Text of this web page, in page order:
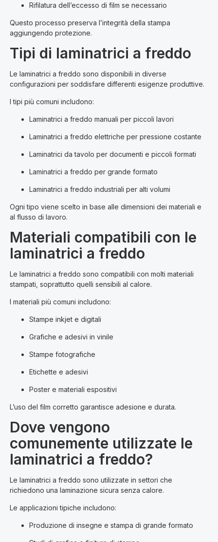
Rifilatura dell’eccesso di film se necessario
Questo processo preserva l’integrità della stampa
aggiungendo protezione.
Tipi di laminatrici a freddo
Le laminatrici a freddo sono disponibili in diverse
configurazioni per soddisfare differenti esigenze produttive.
I tipi più comuni includono:
Laminatrici a freddo manuali per piccoli lavori
Laminatrici a freddo elettriche per pressione costante
Laminatrici da tavolo per documenti e piccoli formati
Laminatrici a freddo per grande formato
Laminatrici a freddo industriali per alti volumi
Ogni tipo viene scelto in base alle dimensioni dei materiali e
al flusso di lavoro.
Materiali compatibili con le
laminatrici a freddo
Le laminatrici a freddo sono compatibili con molti materiali
stampati, soprattutto quelli sensibili al calore.
I materiali più comuni includono:
Stampe inkjet e digitali
Grafiche e adesivi in vinile
Stampe fotografiche
Etichette e adesivi
Poster e materiali espositivi
L’uso del film corretto garantisce adesione e durata.
Dove vengono
comunemente utilizzate le
laminatrici a freddo?
Le laminatrici a freddo sono utilizzate in settori che
richiedono una laminazione sicura senza calore.
Le applicazioni tipiche includono:
Produzione di insegne e stampa di grande formato